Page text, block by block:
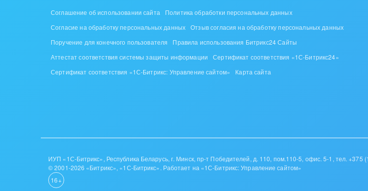
Соглашение об использовании сайта
Политика обработки персональных данных
Согласие на обработку персональных данных Отзыв согласия на обработку персональных данных
Поручение для конечного пользователя
Правила использования Битрикс24 Сайты
Аттестат соответствия системы защиты информации
Сертификат соответствия «1С-Битрикс24»
Сертификат соответствия «1С-Битрикс: Управление сайтом»
Карта сайта
ИУП «1С-Битрикс», Республика Беларусь, г. Минск, пр-т Победителей, д. 110, пом.110-5, офис. 5-1, тел. +375
© 2001-2026 «Битрикс», «1С-Битрикс». Работает на «1С-Битрикс: Управление сайтом»
16+